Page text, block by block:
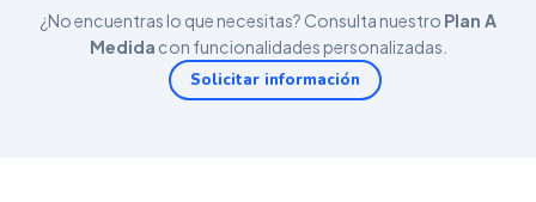
¿No encuentras lo que necesitas? Consulta nuestro Plan A
Medida con funcionalidades personalizadas.
Solicitar información